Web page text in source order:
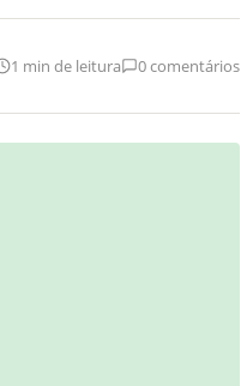
1 min de leitura 0 comentários